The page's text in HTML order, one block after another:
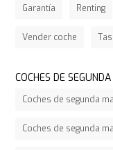
Garantía Renting
Vender coche
COCHES DE
Coches de segunda
Coches de segunda